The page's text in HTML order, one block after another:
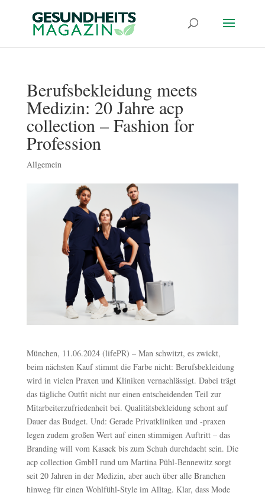
Berufsbekleidung meets
Medizin: 20 Jahre acp
collection – Fashion for
Profession
Allgemein
München, 11.06.2024 (lifePR) – Man schwitzt, es zwickt,
beim nächsten Kauf stimmt die Farbe nicht: Berufsbekleidung
wird in vielen Praxen und Kliniken vernachlässigt. Dabei trägt
das tägliche Outfit nicht nur einen entscheidenden Teil zur
Mitarbeiterzufriedenheit bei. Qualitätsbekleidung schont auf
Dauer das Budget. Und: Gerade Privatkliniken und -praxen
legen zudem großen Wert auf einen stimmigen Auftritt – das
Branding will vom Kasack bis zum Schuh durchdacht sein. Die
acp collection GmbH rund um Martina Pühl-Bennewitz sorgt
seit 20 Jahren in der Medizin, aber auch über alle Branchen
hinweg für einen Wohlfühl-Style im Alltag. Klar, dass Mode